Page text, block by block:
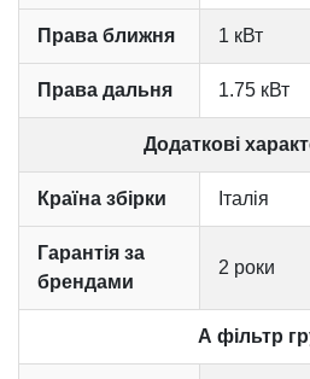
Права ближня 1 кВт
Права дальня 1.75 кВт
Додаткові
Країна збірки Італія
Гарантія за
брендами
2 роки
А фільтр